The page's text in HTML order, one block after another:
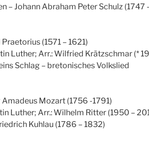
– Johann Abraham Peter Schulz (1747
(1571 – 1621)
Luther; Arr.: Wilfried Krätzschmar (*
Schlag – bretonisches Volkslied
Amadeus Mozart (1756 -1791)
Luther; Arr.: Wilhelm Ritter (1950 –
Kuhlau (1786 – 1832)